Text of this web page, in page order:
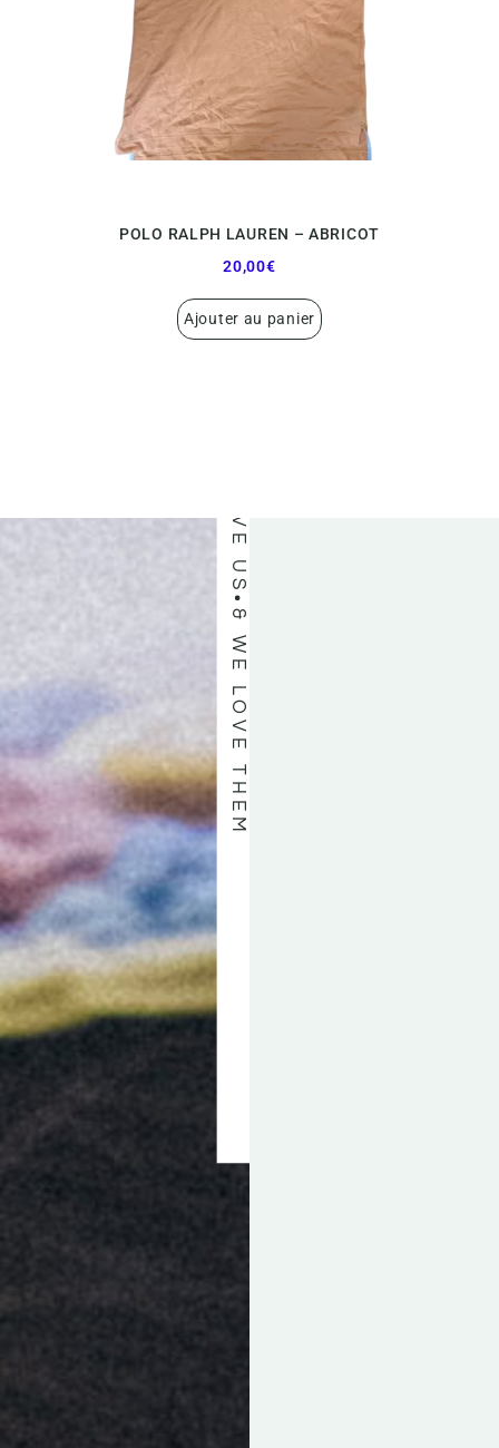
POLO RALPH LAUREN – ABRICOT
20,00€
Ajouter au panier
OUR CUSTOMERS LOVE US
& WE LOVE THEM